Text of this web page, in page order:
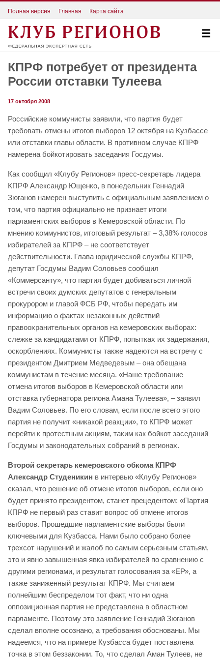
Полная версия Главная Карта сайта
КПРФ потребует от президента
России отставки Тулеева
17 октября 2008
Российские коммунисты заявили, что партия будет
требовать отмены итогов выборов 12 октября на Кузбассе
или отставки главы области. В противном случае КПРФ
намерена бойкотировать заседания Госдумы.
Как сообщил «Клубу Регионов» пресс-секретарь лидера
КПРФ Александр Ющенко, в понедельник Геннадий
Зюганов намерен выступить с официальным заявлением о
том, что партия официально не признает итоги
парламентских выборов в Кемеровской области. По
мнению коммунистов, итоговый результат – 3,38% голосов
избирателей за КПРФ – не соответствует
действительности. Глава юридической службы КПРФ,
депутат Госдумы Вадим Соловьев сообщил
«Коммерсанту», что партия будет добиваться личной
встречи своих думских депутатов c генеральным
прокурором и главой ФСБ РФ, чтобы передать им
информацию о фактах незаконных действий
правоохранительных органов на кемеровских выборах:
слежке за кандидатами от КПРФ, попытках их задержания,
оскорблениях. Коммунисты также надеются на встречу с
президентом Дмитрием Медведевым – она обещана
коммунистам в течение месяца. «Наше требование –
отмена итогов выборов в Кемеровской области или
отставка губернатора региона Амана Тулеева», – заявил
Вадим Соловьев. По его словам, если после всего этого
партия не получит «никакой реакции», то КПРФ может
перейти к протестным акциям, таким как бойкот заседаний
Госдумы и законодательных собраний в регионах.
Второй секретарь кемеровского обкома КПРФ
Александр Студеникин в интервью «Клубу Регионов»
сказал, что решение об отмене итогов выборов, если оно
будет принято президентом, станет прецедентом: «Партия
КПРФ не первый раз ставит вопрос об отмене итогов
выборов. Прошедшие парламентские выборы были
ключевыми для Кузбасса. Нами было собрано более
трехсот нарушений и жалоб по самым серьезным статьям,
это и явно завышенная явка избирателей по сравнению с
другими регионами, и результат голосования за «ЕР», а
также заниженный результат КПРФ. Мы считаем
полнейшим беспределом тот факт, что ни одна
оппозиционная партия не представлена в областном
парламенте. Поэтому это заявление Геннадий Зюганов
сделал вполне осознано, а требования обоснованы. Мы
надеемся, что на примере Кузбасса будет поставлена
точка в этом беззаконии. То, что сделал Аман Тулеев, не